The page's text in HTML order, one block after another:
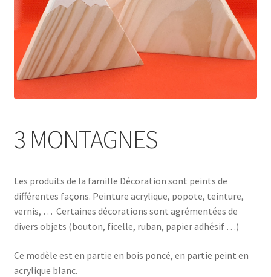
3 MONTAGNES
Les produits de la famille Décoration sont peints de
différentes façons. Peinture acrylique, popote, teinture,
vernis, … Certaines décorations sont agrémentées de
divers objets (bouton, ficelle, ruban, papier adhésif …)
Ce modèle est en partie en bois poncé, en partie peint en
acrylique blanc.